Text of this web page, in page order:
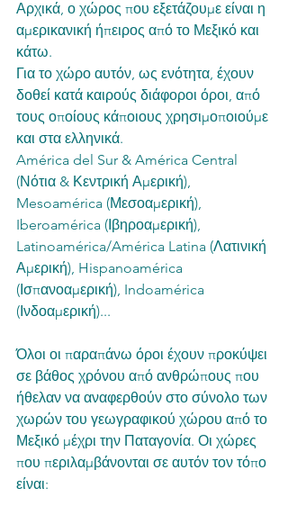
Αρχικά, ο χώρος που εξετάζουμε είναι η
αμερικανική ήπειρος από το Μεξικό και
κάτω.
Για το χώρο αυτόν, ως ενότητα, έχουν
δοθεί κατά καιρούς διάφοροι όροι, από
τους οποίους κάποιους χρησιμοποιούμε
και στα ελληνικά.
América del Sur & América Central
(Νότια & Κεντρική Αμερική),
Mesoamérica (Μεσοαμερική),
Iberoamérica (Ιβηροαμερική),
Latinoamérica/América Latina (Λατινική
Αμερική), Hispanoamérica
(Ισπανοαμερική), Indoamérica
(Ινδοαμερική)...
Όλοι οι παραπάνω όροι έχουν προκύψει
σε βάθος χρόνου από ανθρώπους που
ήθελαν να αναφερθούν στο σύνολο των
χωρών του γεωγραφικού χώρου από το
Μεξικό μέχρι την Παταγονία. Οι χώρες
που περιλαμβάνονται σε αυτόν τον τόπο
είναι: